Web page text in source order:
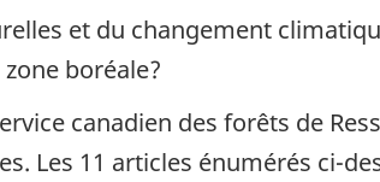
et du changement
boréale?
canadien des forêts de
Les 11 articles énumérés ci-